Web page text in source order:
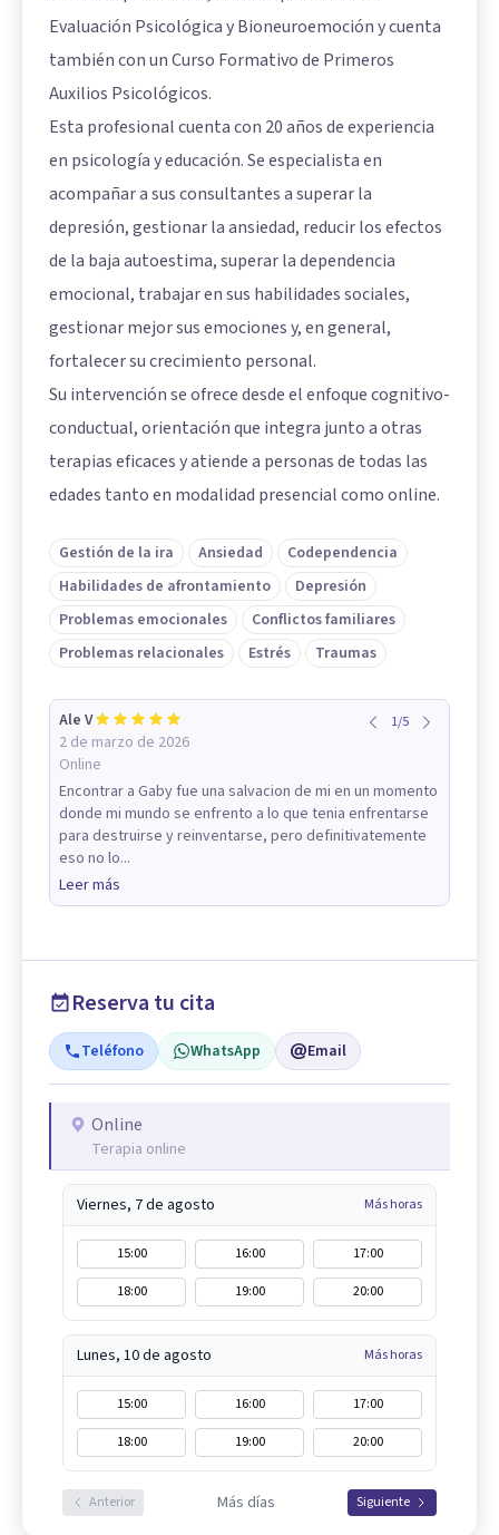
Evaluación Psicológica y Bioneuroemoción y cuenta
también con un Curso Formativo de Primeros
Auxilios Psicológicos.
Esta profesional cuenta con 20 años de experiencia
en psicología y educación. Se especialista en
acompañar a sus consultantes a superar la
depresión, gestionar la ansiedad, reducir los efectos
de la baja autoestima, superar la dependencia
emocional, trabajar en sus habilidades sociales,
gestionar mejor sus emociones y, en general,
fortalecer su crecimiento personal.
Su intervención se ofrece desde el enfoque cognitivo-
conductual, orientación que integra junto a otras
terapias eficaces y atiende a personas de todas las
edades tanto en modalidad presencial como online.
Gestión de la ira Ansiedad
Codependencia
Habilidades de afrontamiento
Depresión
Problemas emocionales
Conflictos familiares
Problemas relacionales
Estrés Traumas
Ale V
2 de marzo de 2026
Online
1/5
Encontrar a Gaby fue una salvacion de mi en un momento
donde mi mundo se enfrento a lo que tenia enfrentarse
para destruirse y reinventarse, pero definitivatemente
eso no lo...
Leer más
Reserva tu cita
Teléfono WhatsApp Email
Online
Terapia online
Viernes, 7 de agosto Más horas
15:00 16:00
17:00
18:00
19:00 20:00
Lunes, 10 de agosto Más horas
15:00 16:00
17:00
18:00
19:00 20:00
Anterior Más días Siguiente